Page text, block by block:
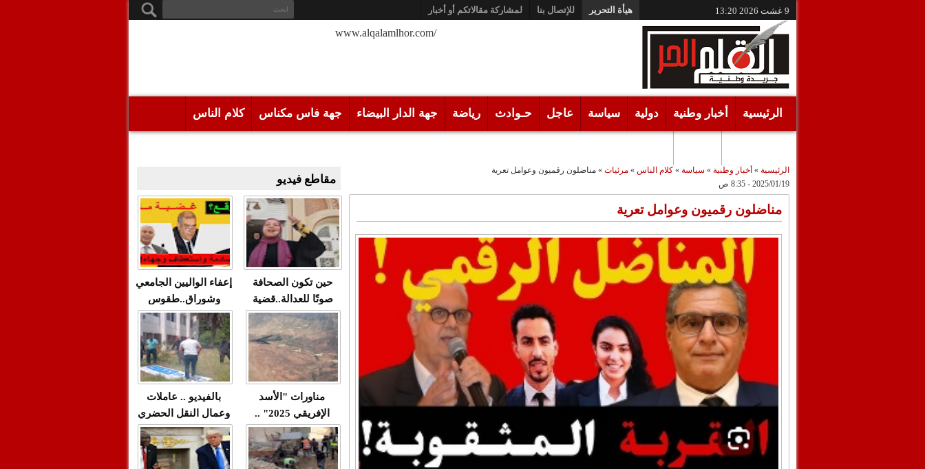
9 غشت 2026 13:20 هيأة التحرير للإتصال بنا لمشاركة مقالاتكم أو أخبار
/www.alqalamlhor.com
الرئيسية أخبار وطنية دولية سياسة عاجل حـوادث رياضة جهة الدار البيضاء جهة فاس مكناس كلام الناس
الرئيسية » أخبار وطنية» سياسة» كلام الناس» مرئيات» مناضلون رقميون وعوامل تعرية
2025/01/19 - 8:35 ص
مناضلون رقميون وعوامل تعرية
مقاطع فيديو
حين تكون الصحافة
صوتًا للعدالة..قضية
"مولات 88 غرزة"
مثالا(فيديو)
متابعة حميد طولست
في زمن تزداد فيه
حالات العنف ضد
النساء ويغيب فيه أحيانًا
صدى العدالة في
ردهات الم...
إعفاء الواليين الجامعي
وشوراق..طقوس
صادمة وملتمس
"الوجهاء"؟/ صمت
وزارة الداخلية؟/أين
الوزير التوفيق؟(فيديو)
بالفيديو .. عاملات
وعمال النقل الحضري
بفاس يعبرون عن
ارتياحهم بعد إنهاء عقد
شركة "سيتي باص"
مناورات "الأسد
الإفريقي 2025" ..
شاهد القاذفة النووية
في تدريب مع ثماني
مقاتلات من نوع F-16